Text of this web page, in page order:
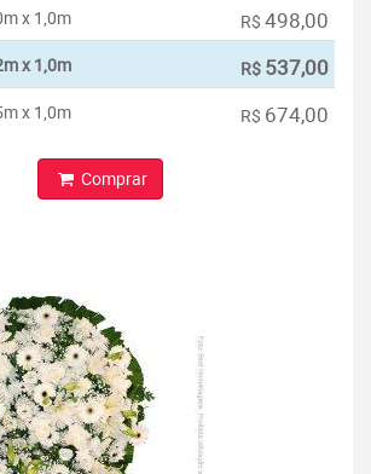
x 1,0m
R$ 498,00
x 1,0m R$ 537,00
x 1,0m R$ 674,00
Comprar